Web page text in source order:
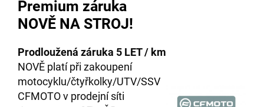
Premium záruka
NOVĚ NA STROJ!
Prodloužená záruka 5 LET / km
NOVĚ platí při zakoupení
motocyklu/čtyřkolky/UTV/SSV
CFMOTO v prodejní síti